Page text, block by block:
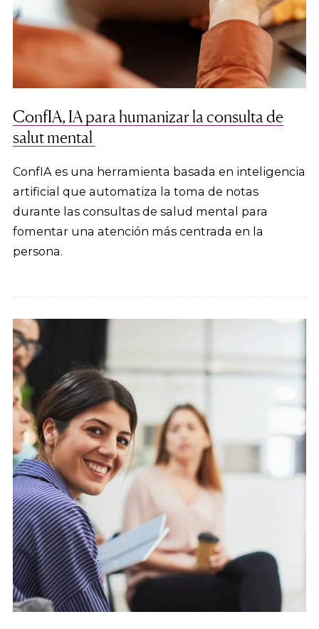
ConfIA, IA para humanizar la consulta de
salut mental
ConfIA es una herramienta basada en inteligencia
artificial que automatiza la toma de notas
durante las consultas de salud mental para
fomentar una atención más centrada en la
persona.